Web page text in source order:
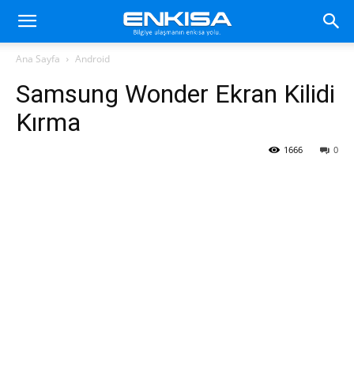
Ana Sayfa Android
Samsung Wonder Ekran Kilidi
Kırma
0
1666